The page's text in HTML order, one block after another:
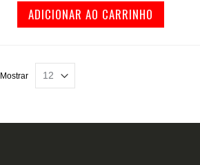
ADICIONAR AO CARRINHO
Mostrar